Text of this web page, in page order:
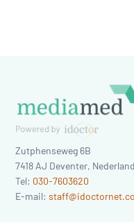
Zutphenseweg 6B
7418 AJ Deventer, Nederland
Tel: 030-7603620
E-mail: